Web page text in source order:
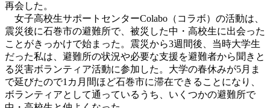
再会した。
女子高校生サポートセンターColabo（コラボ）の活動は、
震災後に石巻市の避難所で、被災した中・高校生に出会った
ことがきっかけで始まった。震災から3週間後、当時大学生
だった私は、避難所の状況や必要な支援を避難者から聞きと
る災害ボランティア活動に参加した。大学の春休みが5月ま
で延びたので1カ月間ほど石巻市に滞在できることになり、
ボランティアとして通っているうち、いくつかの避難所で